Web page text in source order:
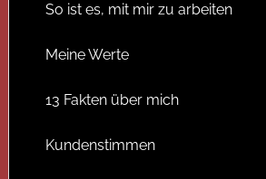
So ist es, mit mir zu arbeiten
Meine Werte
13 Fakten über mich
Kundenstimmen